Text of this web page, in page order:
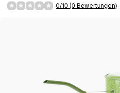
0/10 (0 Bewertungen)